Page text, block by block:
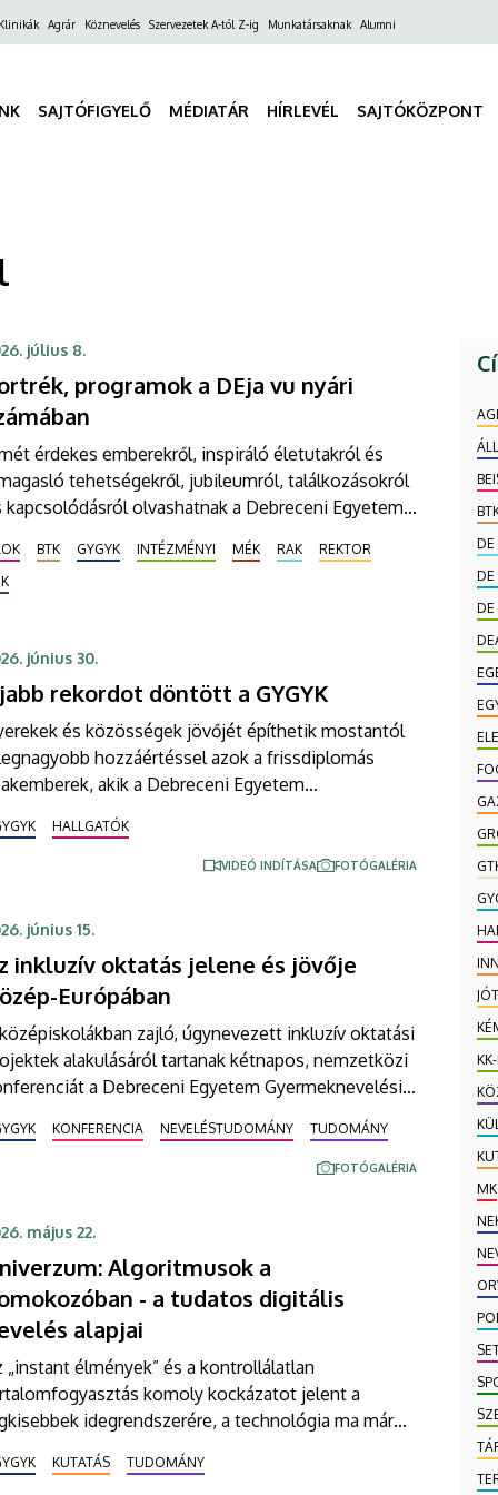
Klinikák Agrár Köznevelés Szervezetek A-tól Z-ig Munkatársaknak Alumni
SAJTÓFIGYELŐ MÉDIATÁR HÍRLEVÉL SAJTÓKÖZPONT
július 8.
programok a DEja vu nyári
érdekes emberekről, inspiráló életutakról és
tehetségekről, jubileumról, találkozásokról
kapcsolódásról olvashatnak a Debreceni Egyetem
Az újság programokat is kínál, hiszen az
minden jelenlegi és egykori polgárát várja a
BTK GYGYK INTÉZMÉNYI MÉK RAK
REKTOR
június 30.
rekordot döntött a GYGYK
és közösségek jövőjét építhetik mostantól
hozzáértéssel azok a frissdiplomás
akik a Debreceni Egyetem
végzettséget. Az újonnan avatott gyógy- és
csecsemő- és
szakos pedagógusok, valamint
két ünnepségen vették át
hétfőn.
HALLGATÓK
VIDEÓ INDÍTÁSA FOTÓGALÉRIA
június 15.
inkluzív oktatás jelene és jövője
Európában
zajló, úgynevezett inkluzív oktatási
alakulásáról tartanak kétnapos, nemzetközi
a Debreceni Egyetem Gyermeknevelési
nyolcvan fő részvételével zajló
a kar képviselői mellett szlovák, lengyel
KONFERENCIA NEVELÉSTUDOMÁNY TUDOMÁNY
FOTÓGALÉRIA
május 22.
Algoritmusok a
- a tudatos digitális
alapjai
„instant élmények” és a kontrollálatlan
komoly kockázatot jelent a
idegrendszerére, a technológia ma már
Egyetem Gyermeknevelési és
KUTATÁS TUDOMÁNY
DE
DE
DE
MK